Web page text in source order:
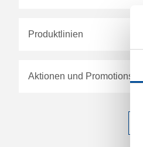
Produktlinien
Aktionen und Promotions